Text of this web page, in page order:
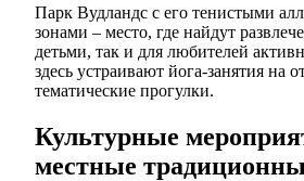
Парк Вудландс с его тенистыми
зонами – место, где найдут
детьми, так и для любителей
здесь устраивают йога-занятия на
тематические прогулки.
Культурные
местные